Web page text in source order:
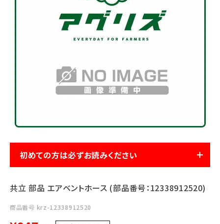
ブログ
利用ガイド FAQ
初めての方は必ずお読みください
共立 部品 エアベントホース (部品番号：12338912520)
商品番号 krz-12338912520